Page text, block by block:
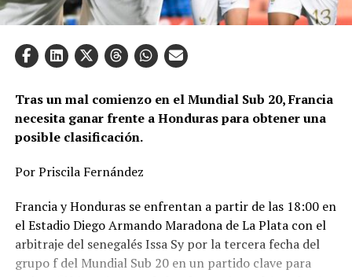
Tras un mal comienzo en el Mundial Sub 20, Francia
necesita ganar frente a Honduras para obtener una
posible clasificación.
Por Priscila Fernández
Francia y Honduras se enfrentan a partir de las 18:00 en
el Estadio Diego Armando Maradona de La Plata con el
arbitraje del senegalés Issa Sy por la tercera fecha del
grupo f del Mundial Sub 20 en un partido clave para